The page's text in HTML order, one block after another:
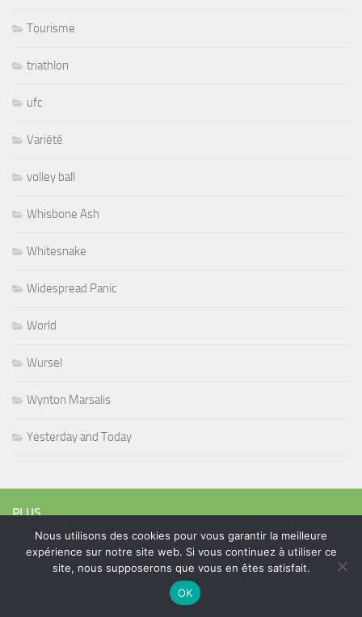
Tourisme
triathlon
ufc
Variété
volley ball
Whisbone Ash
Whitesnake
Widespread Panic
World
Wursel
Wynton Marsalis
Yesterday and Today
PLUS
Rechercher :
Nous utilisons des cookies pour vous garantir la meilleure
expérience sur notre site web. Si vous continuez à utiliser ce
site, nous supposerons que vous en êtes satisfait.
OK